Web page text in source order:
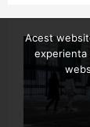
Acest
experienta